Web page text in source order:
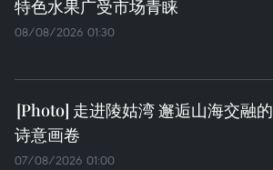
特色水果广受市场青睐
08/08/2026 01:30
走进陵姑湾 邂逅山海交融的
诗意画卷
07/08/2026 01:00